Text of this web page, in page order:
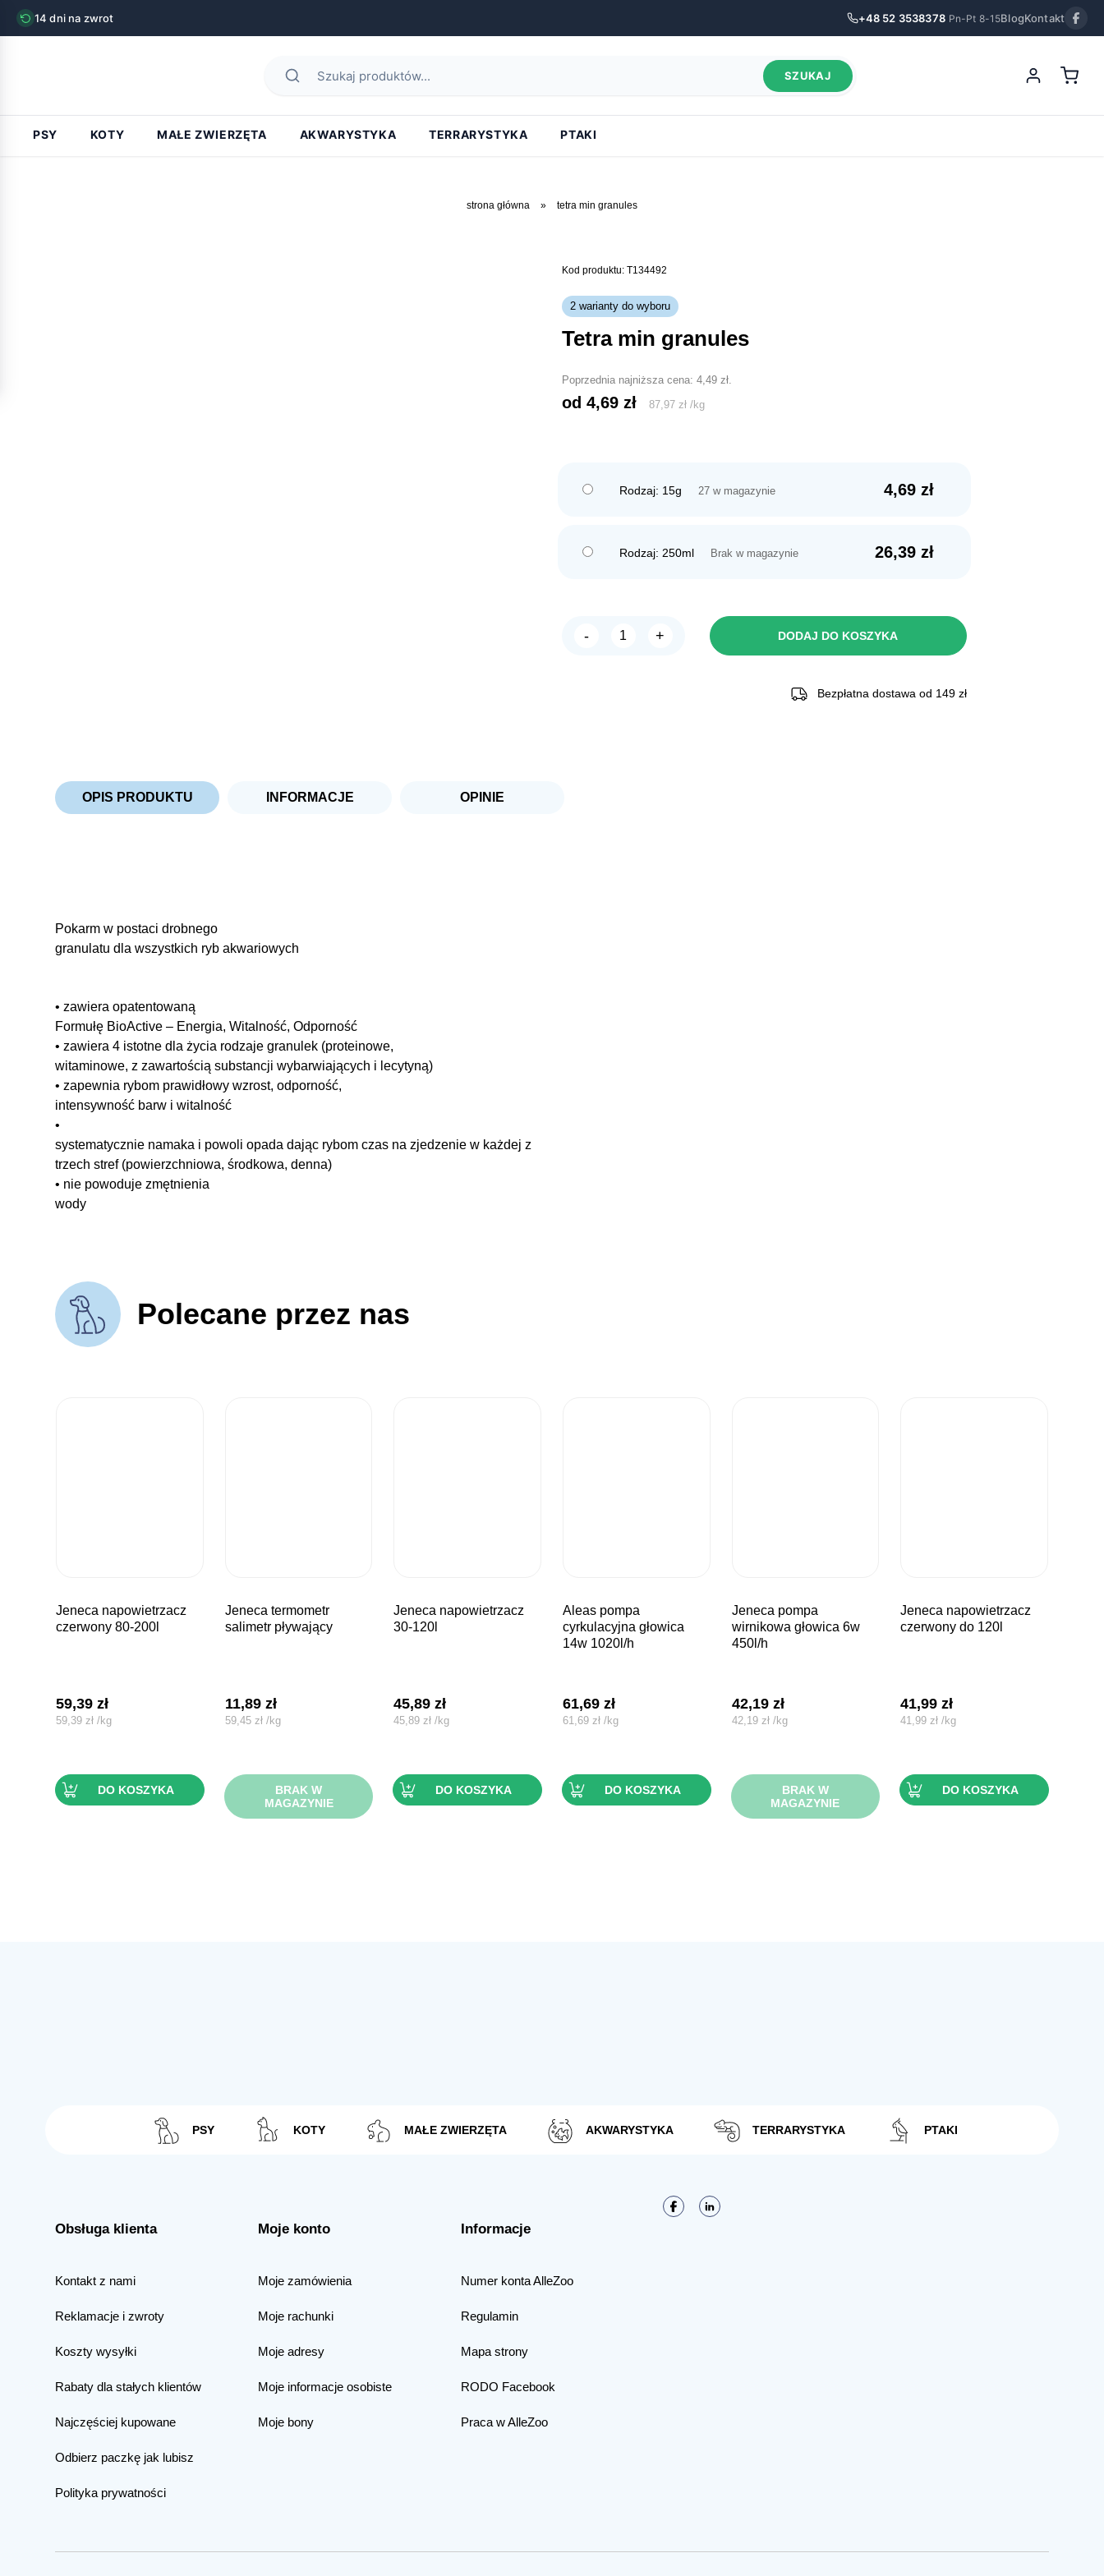
14 dni na zwrot +48 52 3538378 Pn-Pt 8-15BlogKontakt
SZUKAJ
PSY KOTY MAŁE ZWIERZĘTA AKWARYSTYKA TERRARYSTYKA PTAKI
strona główna » tetra min granules
Kod produktu: T134492
2 warianty do wyboru
tetra min granules
Poprzednia najniższa cena: 4,49 zł.
od 4,69 zł 87,97 zł /kg
Rodzaj: 15g 4,69 zł
27 w magazynie
Rodzaj: 250ml 26,39 zł
Brak w magazynie
-
ilość
+ DODAJ DO KOSZYKA
Bezpłatna dostawa od 149 zł
OPIS PRODUKTU INFORMACJE OPINIE
Pokarm w postaci drobnego
granulatu dla wszystkich ryb akwariowych
• zawiera opatentowaną
Formułę BioActive – Energia, Witalność, Odporność
• zawiera 4 istotne dla życia rodzaje granulek (proteinowe,
witaminowe, z zawartością substancji wybarwiających i lecytyną)
• zapewnia rybom prawidłowy wzrost, odporność,
intensywność barw i witalność
•
systematycznie namaka i powoli opada dając rybom czas na zjedzenie w każdej z
trzech stref (powierzchniowa, środkowa, denna)
• nie powoduje zmętnienia
wody
Polecane przez nas
jeneca napowietrzacz
czerwony 80-200l
59,39zł
59,39 zł /kg
DO KOSZYKA
jeneca termometr
salimetr pływający
11,89 zł
59,45 zł /kg
BRAK W
MAGAZYNIE
jeneca napowietrzacz
30-120l
45,89zł
45,89 zł /kg
DO KOSZYKA
aleas pompa
cyrkulacyjna głowica
14w 1020l/h
61,69 zł
61,69 zł /kg
DO KOSZYKA
jeneca pompa
wirnikowa głowica 6w
450l/h
42,19 zł
42,19 zł /kg
BRAK W
MAGAZYNIE
jeneca napowietrzacz
czerwony do 120l
41,99zł
41,99 zł /kg
DO KOSZYKA
PSY KOTY MAŁE ZWIERZĘTA AKWARYSTYKA TERRARYSTYKA PTAKI
Obsługa klienta
Kontakt z nami
Reklamacje i zwroty
Koszty wysyłki
Rabaty dla stałych klientów
Najczęściej kupowane
Odbierz paczkę jak lubisz
Polityka prywatności
Moje konto
Moje zamówienia
Moje rachunki
Moje adresy
Moje informacje osobiste
Moje bony
Informacje
Numer konta AlleZoo
Regulamin
Mapa strony
RODO Facebook
Praca w AlleZoo